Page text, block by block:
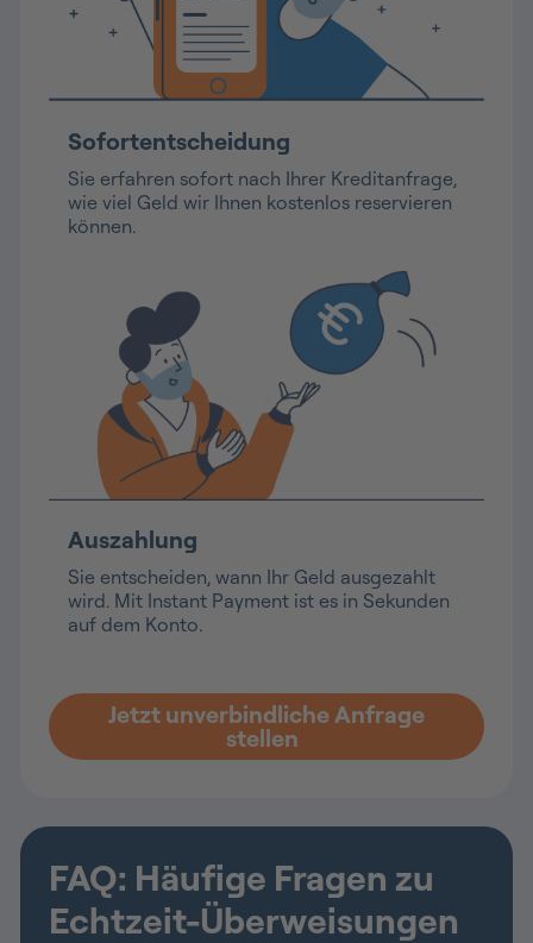
Sofortentscheidung
Sie erfahren sofort nach Ihrer Kreditanfrage,
wie viel Geld wir Ihnen kostenlos reservieren
können.
Auszahlung
Sie entscheiden, wann Ihr Geld ausgezahlt
wird. Mit Instant Payment ist es in Sekunden
auf dem Konto.
Jetzt unverbindliche Anfrage
stellen
FAQ: Häufige Fragen zu
Echtzeit-Überweisungen